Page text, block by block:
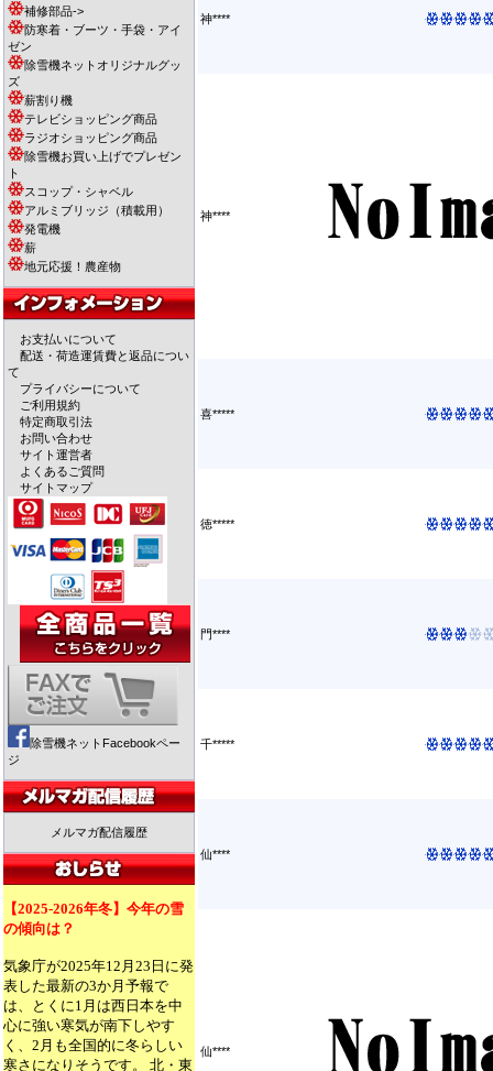
補修部品->
防寒着・ブーツ・手袋・アイ
ゼン
除雪機ネットオリジナルグッ
ズ
薪割り機
テレビショッピング商品
ラジオショッピング商品
除雪機お買い上げでプレゼン
ト
スコップ・シャベル
アルミブリッジ（積載用）
発電機
薪
地元応援！農産物
お支払いについて
配送・荷造運賃費と返品につい
て
プライバシーについて
ご利用規約
特定商取引法
お問い合わせ
サイト運営者
よくあるご質問
サイトマップ
除雪機ネットFacebookペー
ジ
メルマガ配信履歴
【2025-2026年冬】今年の雪
の傾向は？
気象庁が2025年12月23日に発
表した最新の3か月予報で
は、とくに1月は西日本を中
心に強い寒気が南下しやす
く、2月も全国的に冬らしい
寒さになりそうです。 北・東
神****
神****
喜*****
徳*****
門****
千*****
仙****
仙****